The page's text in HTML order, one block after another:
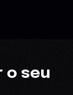
o seu